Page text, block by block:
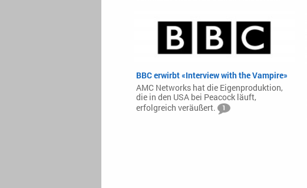
BBC erwirbt «Interview with the Vampire»
AMC Networks hat die Eigenproduktion,
die in den USA bei Peacock läuft,
erfolgreich veräußert.
1